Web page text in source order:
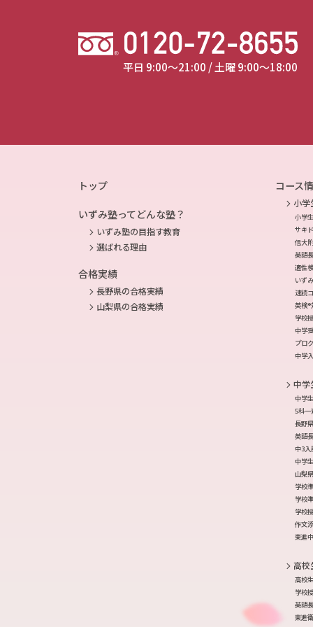
平日 9:00～21:00 / 土曜 9:00～18:00
トップ
いずみ塾ってどんな塾？
いずみ塾の目指す教育
選ばれる理由
合格実績
長野県の合格実績
山梨県の合格実績
コース
小学
小学
サキ
信大
英語
適性
いず
速読
英検®
学校
中学
プロ
中学
中学
中学
5科一
長野
英語
中3入
中学
山梨
学校
学校
学校
作文
東進
高校
高校
学校
英語
東進